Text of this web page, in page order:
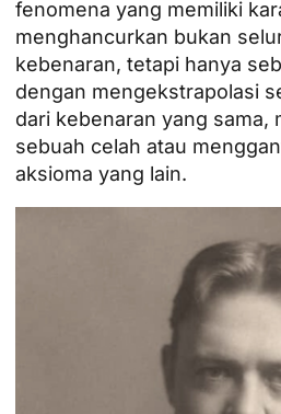
fenomena yang memiliki
menghancurkan bukan
kebenaran, tetapi hanya
dengan mengekstrapolasi
dari kebenaran yang sama,
sebuah celah atau
aksioma yang lain.